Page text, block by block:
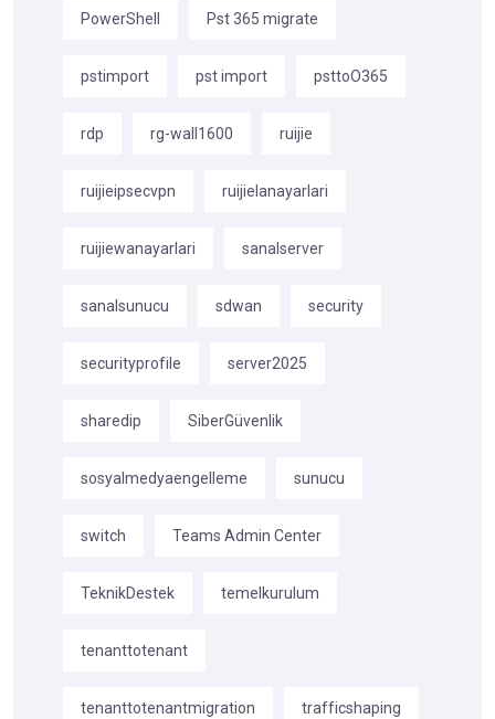
PowerShell Pst 365 migrate
pstimport pst import psttoO365
rdp rg-wall1600 ruijie
ruijieipsecvpn ruijielanayarlari
ruijiewanayarlari sanalserver
sanalsunucu sdwan security
securityprofile server2025
sharedip SiberGüvenlik
sosyalmedyaengelleme sunucu
switch Teams Admin Center
TeknikDestek temelkurulum
tenanttotenant
tenanttotenantmigration trafficshaping